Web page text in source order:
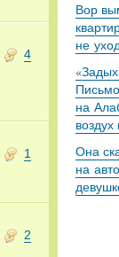
4
1
2
Вор
не
на
Она
на